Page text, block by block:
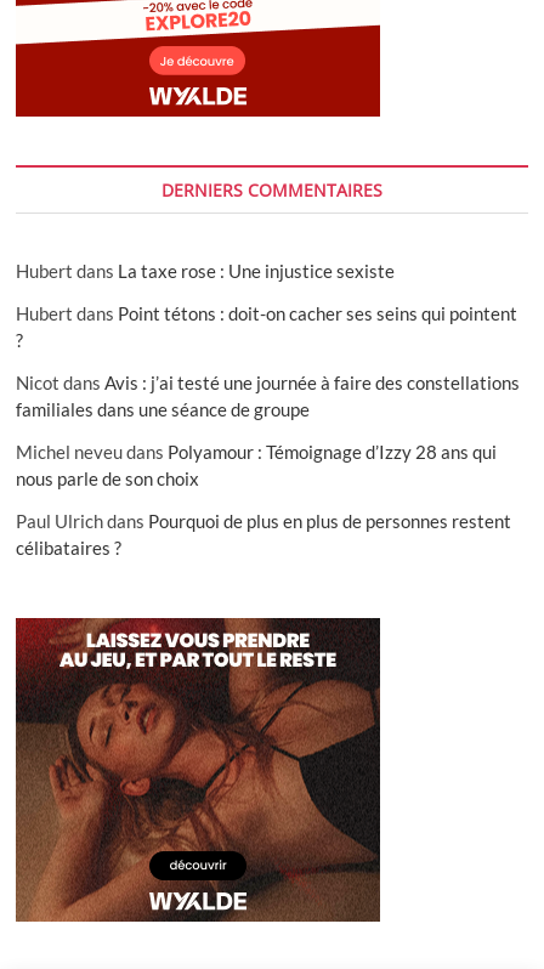
DERNIERS COMMENTAIRES
Hubert dans La taxe rose : Une injustice sexiste
Hubert dans Point tétons : doit-on cacher ses seins qui pointent
?
Nicot dansAvis : j’ai testé une journée à faire des constellations
familiales dans une séance de groupe
Michel neveudans Polyamour : Témoignage d’Izzy 28 ans qui
nous parle de son choix
Paul Ulrichdans Pourquoi de plus en plus de personnes restent
célibataires ?